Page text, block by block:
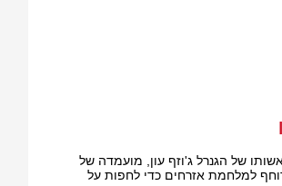
של הגנרל ג'וזף עון, מועמדה של
למלחמת אזרחים כדי לחפות על